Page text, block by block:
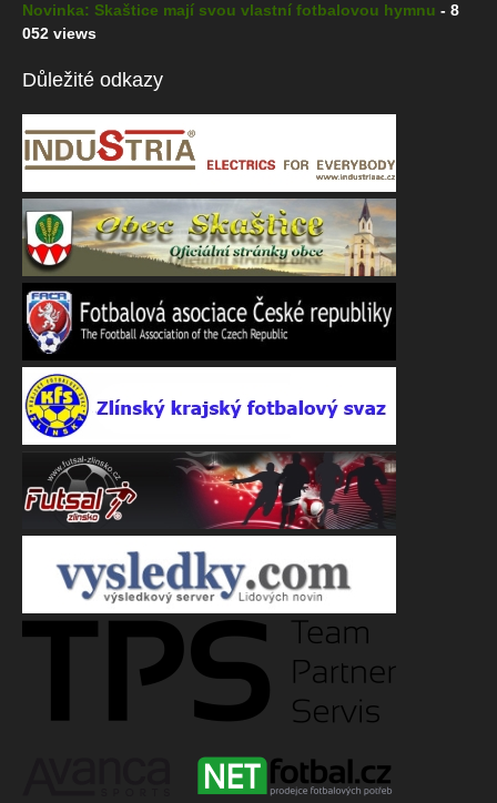
Novinka: Skaštice mají svou vlastní fotbalovou hymnu - 8
052 views
Důležité odkazy